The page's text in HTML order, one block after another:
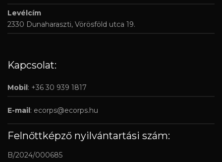
Levélcím
2330 Dunaharaszti, Vörösföld utca 19.
Kapcsolat:
Mobil: +36 30 939 1817
E-mail: ecorps@ecorps.hu
Felnőttképző nyilvántartási szám:
B/2024/000685